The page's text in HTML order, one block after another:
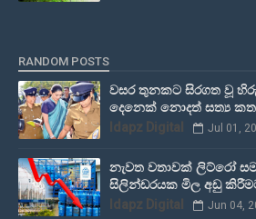
RANDOM POSTS
වසර තුනකට සිරගත වූ
දෙනෙක් නොදත් සත්‍ය
Idapz Digital Jul 01,
නැවත වතාවක් ලිට්රෝ
සිලින්ඩරයක මිල අඩු
Idapz Digital Jun 04,